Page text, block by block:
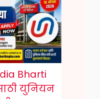
Bharti
युनियन